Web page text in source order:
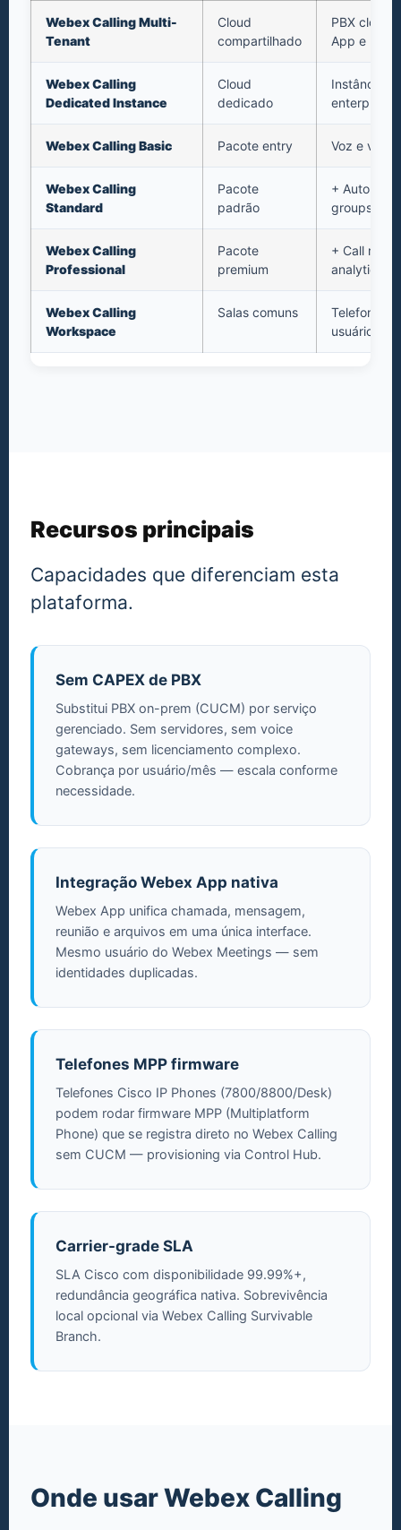
Webex Calling Multi-
Tenant
Cloud
compartilhado
PBX cloud
App e MPP
Webex Calling
Dedicated Instance
Cloud
dedicado
Instância
enterprise
Webex Calling Basic Pacote entry Voz e
Webex Calling
Standard
Pacote
padrão
+ Auto-
groups
Webex Calling
Professional
Pacote
premium
+ Call
analytics
Webex Calling
Workspace
Salas comuns
Telefone
usuário)
Recursos principais
Capacidades que diferenciam esta
plataforma.
Sem CAPEX de PBX
Substitui PBX on-prem (CUCM) por serviço
gerenciado. Sem servidores, sem voice
gateways, sem licenciamento complexo.
Cobrança por usuário/mês — escala conforme
necessidade.
Integração Webex App nativa
Webex App unifica chamada, mensagem,
reunião e arquivos em uma única interface.
Mesmo usuário do Webex Meetings — sem
identidades duplicadas.
Telefones MPP firmware
Telefones Cisco IP Phones (7800/8800/Desk)
podem rodar firmware MPP (Multiplatform
Phone) que se registra direto no Webex Calling
sem CUCM — provisioning via Control Hub.
Carrier-grade SLA
SLA Cisco com disponibilidade 99.99%+,
redundância geográfica nativa. Sobrevivência
local opcional via Webex Calling Survivable
Branch.
Onde usar Webex Calling